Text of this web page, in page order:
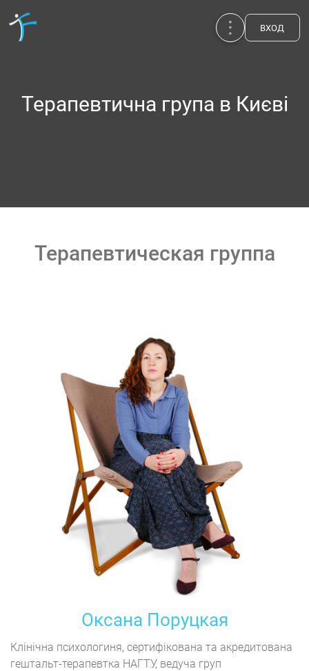
Публикации
UAENRU
ВХОД
Терапевтична група в Києві
Терапевтическая группа
Оксана Поруцкая
Клінічна психологиня, сертифікована та акредитована
гештальт-терапевтка НАГТУ, ведуча груп